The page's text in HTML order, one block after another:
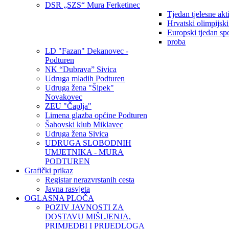
DSR „SZS“ Mura Ferketinec
Tjedan tjelesne
Hrvatski olimpijski
Europski tjedan
proba
LD "Fazan" Dekanovec -
Podturen
NK “Dubrava” Sivica
Udruga mladih Podturen
Udruga žena "Šipek"
Novakovec
ZEU "Čaplja"
Limena glazba općine Podturen
Šahovski klub Miklavec
Udruga žena Sivica
UDRUGA SLOBODNIH
UMJETNIKA - MURA
PODTUREN
Grafički prikaz
Registar nerazvrstanih cesta
Javna rasvjeta
OGLASNA PLOČA
POZIV JAVNOSTI ZA
DOSTAVU MIŠLJENJA,
PRIMJEDBI I PRIJEDLOGA